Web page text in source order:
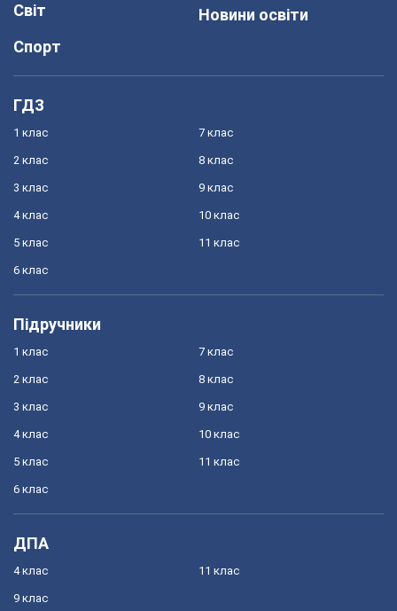
Світ
Спорт
Новини освіти
ГДЗ
1 клас
2 клас
3 клас
4 клас
5 клас
6 клас
7 клас
8 клас
9 клас
10 клас
11 клас
Підручники
1 клас
2 клас
3 клас
4 клас
5 клас
6 клас
7 клас
8 клас
9 клас
10 клас
11 клас
ДПА
4 клас
9 клас
11 клас